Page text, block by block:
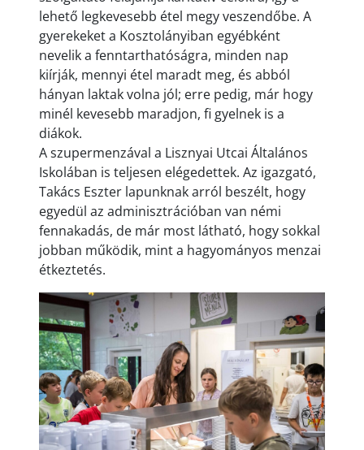
lehető legkevesebb étel megy veszendőbe. A
gyerekeket a Kosztolányiban egyébként
nevelik a fenntarthatóságra, minden nap
kiírják, mennyi étel maradt meg, és abból
hányan laktak volna jól; erre pedig, már hogy
minél kevesebb maradjon, fi gyelnek is a
diákok.
A szupermenzával a Lisznyai Utcai Általános
Iskolában is teljesen elégedettek. Az igazgató,
Takács Eszter lapunknak arról beszélt, hogy
egyedül az adminisztrációban van némi
fennakadás, de már most látható, hogy sokkal
jobban működik, mint a hagyományos menzai
étkeztetés.